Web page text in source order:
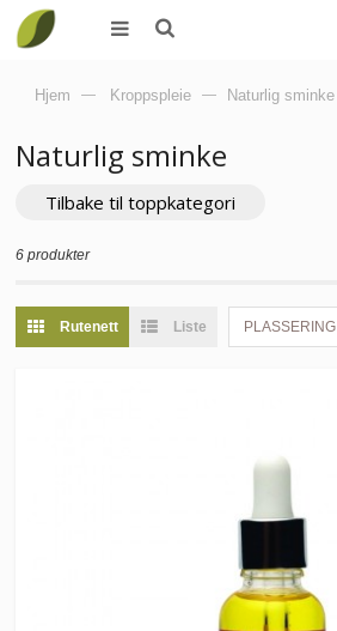
Hjem — Kroppspleie — Naturlig sminke
Naturlig sminke
Tilbake til toppkategori
6 produkter
Rutenett Liste PLASSERING